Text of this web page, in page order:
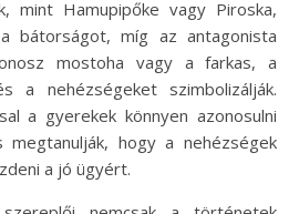
mint Hamupipőke vagy Piroska,
bátorságot, míg az antagonista
mostoha vagy a farkas, a
a nehézségeket szimbolizálják.
a gyerekek könnyen azonosulni
megtanulják, hogy a nehézségek
a jó ügyért.